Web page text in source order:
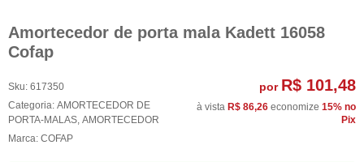
Amortecedor de porta mala Kadett 16058
Cofap
Sku: 617350
Categoria: AMORTECEDOR DE
PORTA-MALAS, AMORTECEDOR
Marca: COFAP
por R$ 101,48
à vista R$ 86,26 economize 15% no
Pix